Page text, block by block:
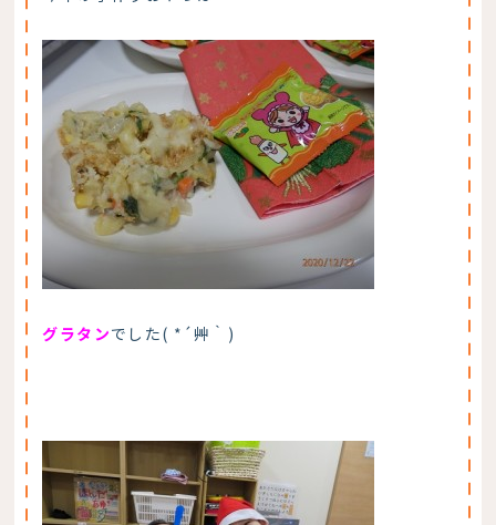
グラタンでした( *´艸｀)